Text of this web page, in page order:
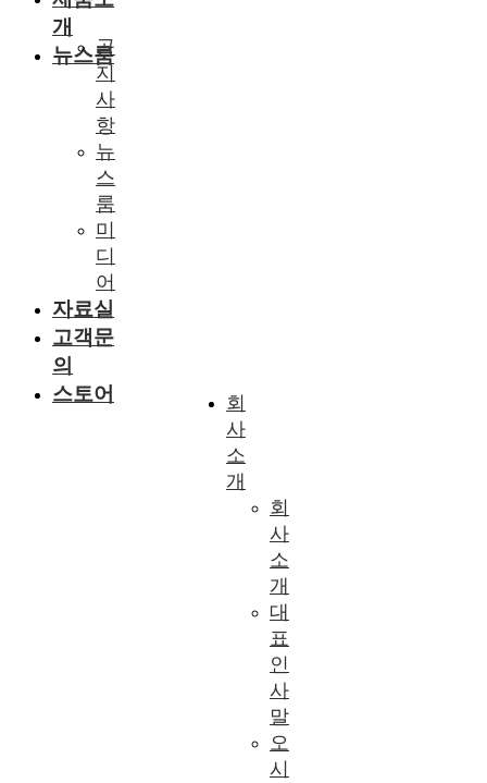
개
뉴스룸
공
지
사
항
뉴
스
룸
미
디
어
자료실
고객문
의
스토어
회
사
소
개
회
사
소
개
대
표
인
사
말
오
시